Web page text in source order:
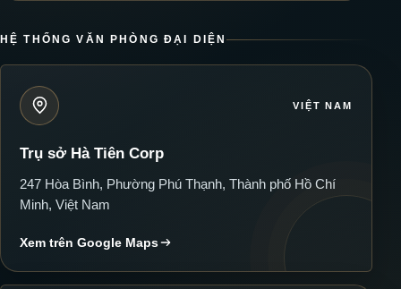
HỆ THỐNG VĂN PHÒNG ĐẠI DIỆN
VIỆT NAM
Trụ sở Hà Tiên Corp
247 Hòa Bình, Phường Phú Thạnh, Thành phố Hồ Chí
Minh, Việt Nam
Xem trên Google Maps